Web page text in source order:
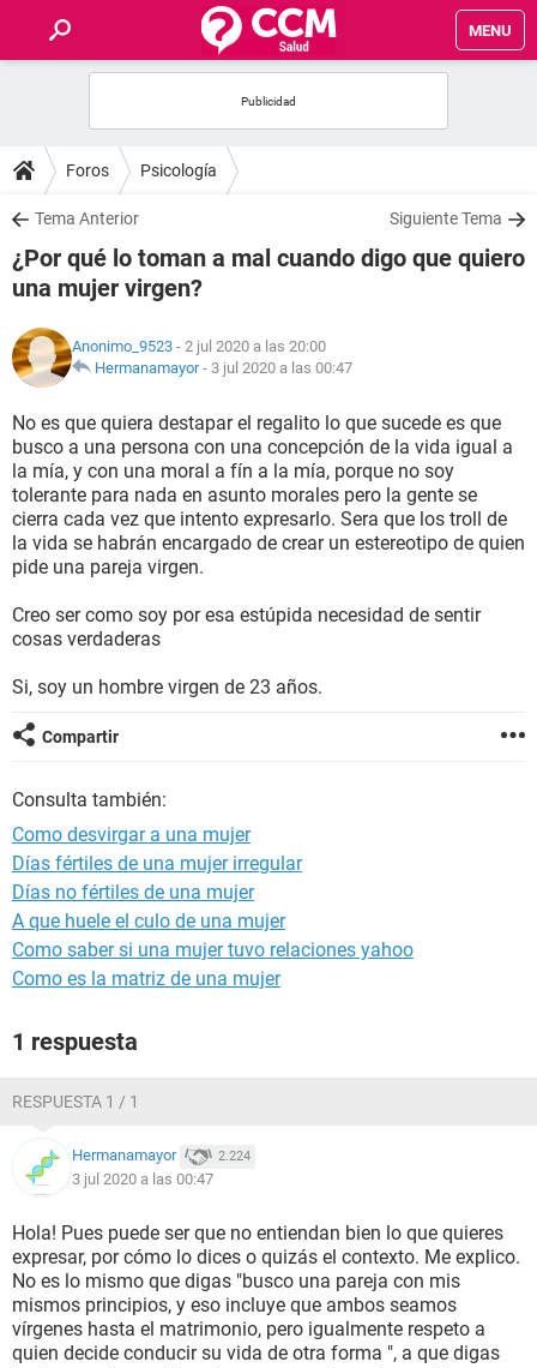
MENU
FOROS
SALUD
FAMILIA
NUTRICIÓN
SEXUALIDAD
GLOSARIO
Foros Psicología
Tema Anterior Siguiente Tema
¿Por qué lo toman a mal cuando digo que quiero
una mujer virgen?
Anonimo_9523 - 2 jul 2020 a las 20:00
Hermanamayor- 3 jul 2020 a las 00:47
No es que quiera destapar el regalito lo que sucede es que
busco a una persona con una concepción de la vida igual a
la mía, y con una moral a fín a la mía, porque no soy
tolerante para nada en asunto morales pero la gente se
cierra cada vez que intento expresarlo. Sera que los troll de
la vida se habrán encargado de crear un estereotipo de quien
pide una pareja virgen.
Creo ser como soy por esa estúpida necesidad de sentir
cosas verdaderas
Si, soy un hombre virgen de 23 años.
Compartir
Consulta también:
Como desvirgar a una mujer
Días fértiles de una mujer irregular
Días no fértiles de una mujer
A que huele el culo de una mujer
Como saber si una mujer tuvo relaciones yahoo
Como es la matriz de una mujer
1 respuesta
RESPUESTA 1 / 1
Hermanamayor 2.224
3 jul 2020 a las 00:47
Hola! Pues puede ser que no entiendan bien lo que quieres
expresar, por cómo lo dices o quizás el contexto. Me explico.
No es lo mismo que digas "busco una pareja con mis
mismos principios, y eso incluye que ambos seamos
vírgenes hasta el matrimonio, pero igualmente respeto a
quien decide conducir su vida de otra forma ", a que digas